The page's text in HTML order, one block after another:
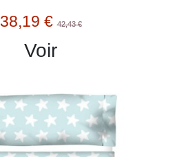
38,19 €42,43 €
Voir